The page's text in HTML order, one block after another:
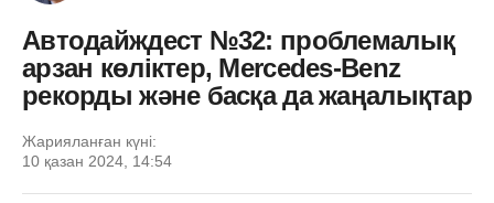
Автодайждест №32: проблемалық
арзан көліктер, Mercedes-Benz
рекорды және басқа да жаңалықтар
Жарияланған күні:
10 қазан 2024, 14:54